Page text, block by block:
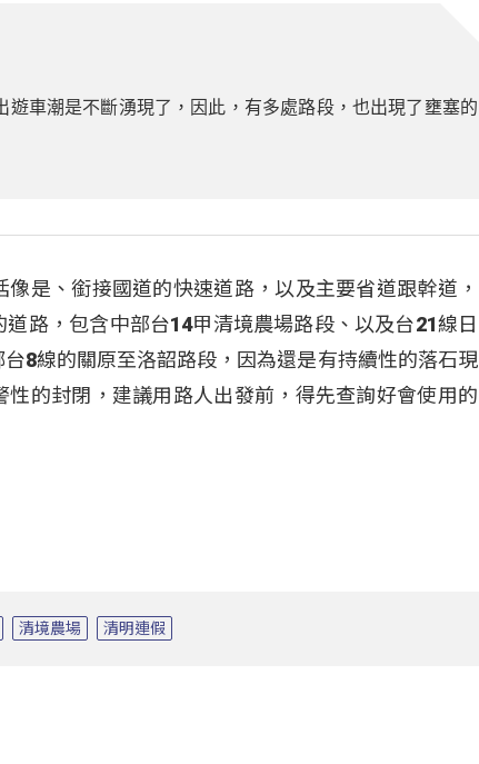
車潮是不斷湧現了，因此，有多處路段，也出現了壅塞的
是、銜接國道的快速道路，以及主要省道跟幹道，
路，包含中部台14甲清境農場路段、以及台21線日
8線的關原至洛韶路段，因為還是有持續性的落石現
的封閉，建議用路人出發前，得先查詢好會使用的
清境農場 清明連假